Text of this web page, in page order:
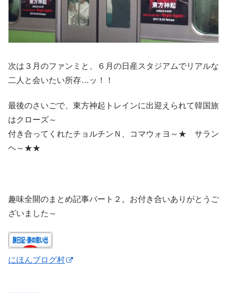
次は３月のファンミと、６月の日産スタジアムでリアルな
二人と会いたい所存…ッ！！
最後のさいごで、東方神起トレインに出迎えられて韓国旅
はクローズ～
付き合ってくれたチョルチンＮ、コマウォヨ～★ サラン
ヘ～★★
趣味全開のまとめ記事パート２。お付き合いありがとうご
ざいました～
にほんブログ村